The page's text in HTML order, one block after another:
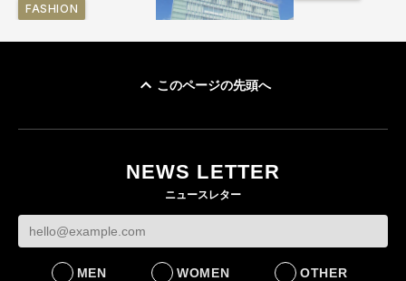
FASHION
FASHION
このページの先頭へ
NEWS LETTER
ニュースレター
MEN WOMEN OTHER